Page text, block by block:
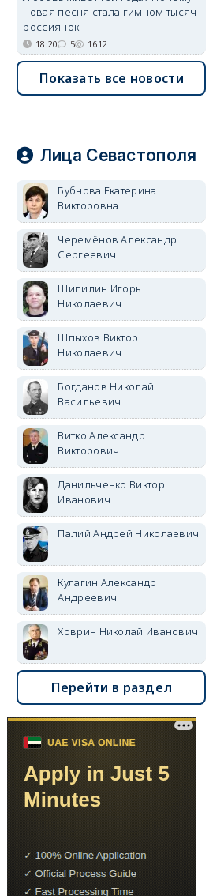
новая песня стала гимном тысяч
россиянок
18:20 5 1612
Показать все новости
Лица Севастополя
Бубнова Екатерина
Викторовна
Черемёнов Александр
Сергеевич
Шипилин Игорь
Николаевич
Шпыхов Виктор
Николаевич
Богданов Николай
Васильевич
Витко Александр
Викторович
Данильченко Виктор
Иванович
Палий Андрей Николаевич
Кулагин Александр
Андреевич
Ховрин Николай Иванович
Перейти в раздел